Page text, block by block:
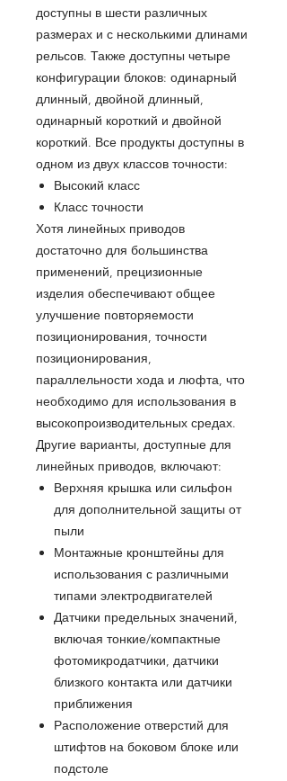
доступны в шести различных
размерах и с несколькими длинами
рельсов. Также доступны четыре
конфигурации блоков: одинарный
длинный, двойной длинный,
одинарный короткий и двойной
короткий. Все продукты доступны в
одном из двух классов точности:
Высокий класс
Класс точности
Хотя линейных приводов
достаточно для большинства
применений, прецизионные
изделия обеспечивают общее
улучшение повторяемости
позиционирования, точности
позиционирования,
параллельности хода и люфта, что
необходимо для использования в
высокопроизводительных средах.
Другие варианты, доступные для
линейных приводов, включают:
Верхняя крышка или сильфон
для дополнительной защиты от
пыли
Монтажные кронштейны для
использования с различными
типами электродвигателей
Датчики предельных значений,
включая тонкие/компактные
фотомикродатчики, датчики
близкого контакта или датчики
приближения
Расположение отверстий для
штифтов на боковом блоке или
подстоле